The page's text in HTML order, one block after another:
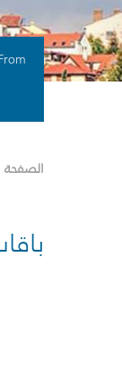
From
الصفحة